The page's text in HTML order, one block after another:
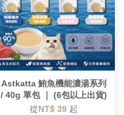
Astkatta 鮪魚機能濃湯系列
/ 40g 單包 ｜ (6包以上出貨)
從NT$ 39 起